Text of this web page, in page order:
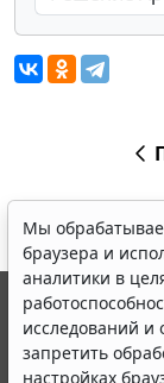
Мы
браузера и
аналитики в
исследований
запретить
настройках
© ООО "НПП
выпускается с
являются